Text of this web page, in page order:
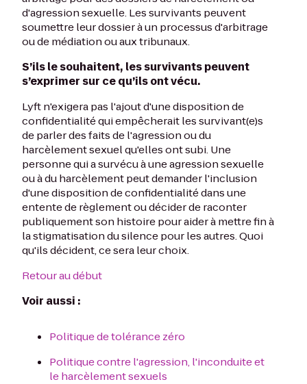
d'agression sexuelle. Les survivants peuvent
soumettre leur dossier à un processus d'arbitrage
ou de médiation ou aux tribunaux.
S’ils le souhaitent, les survivants peuvent
s’exprimer sur ce qu’ils ont vécu.
Lyft n'exigera pas l'ajout d'une disposition de
confidentialité qui empêcherait les survivant(e)s
de parler des faits de l'agression ou du
harcèlement sexuel qu'elles ont subi. Une
personne qui a survécu à une agression sexuelle
ou à du harcèlement peut demander l'inclusion
d'une disposition de confidentialité dans une
entente de règlement ou décider de raconter
publiquement son histoire pour aider à mettre fin à
la stigmatisation du silence pour les autres. Quoi
qu'ils décident, ce sera leur choix.
Retour au début
Voir aussi :
Politique de tolérance zéro
Politique contre l'agression, l'inconduite et
le harcèlement sexuels